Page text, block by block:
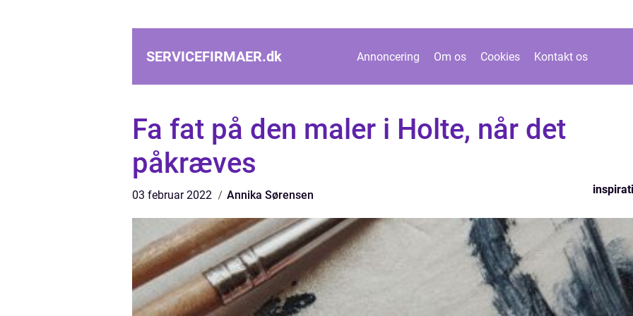
SERVICEFIRMAER.dk Annoncering Om os Cookies Kontakt os
Fa fat på den maler i Holte, når det
påkræves
03 februar 2022 Annika Sørensen